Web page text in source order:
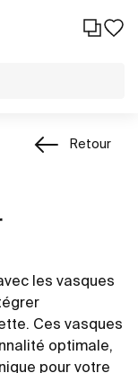
Retour
les vasques
Ces vasques
optimale,
pour votre